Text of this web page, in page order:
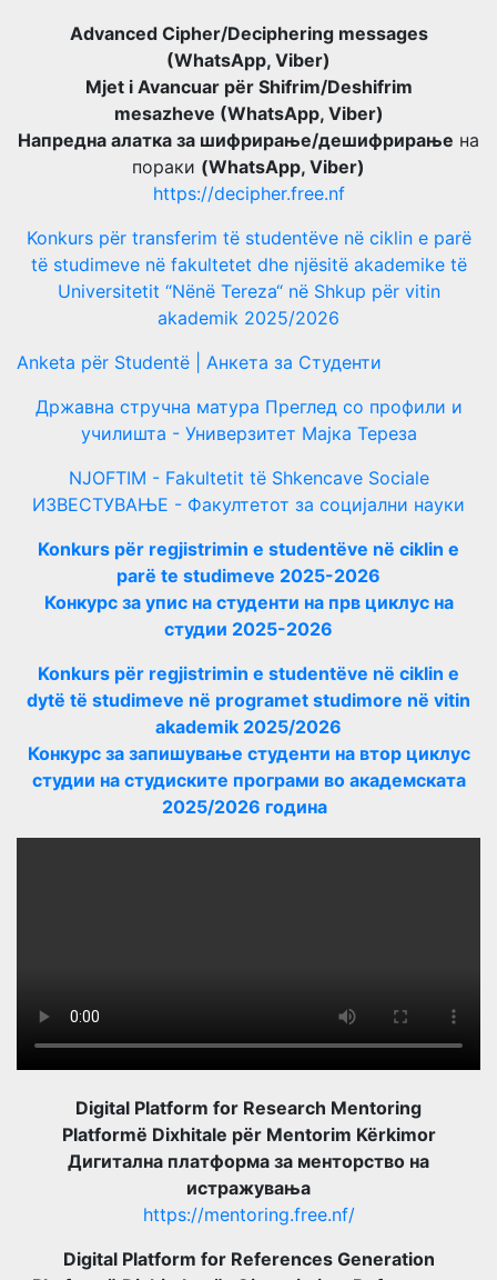
Advanced Cipher/Deciphering messages
(WhatsApp, Viber)
Mjet i Avancuar për Shifrim/Deshifrim
mesazheve (WhatsApp, Viber)
Напредна алатка за шифрирање/дешифрирање на
пораки (WhatsApp, Viber)
https://decipher.free.nf
Konkurs për transferim të studentëve në ciklin e parë
të studimeve në fakultetet dhe njësitë akademike të
Universitetit “Nënë Tereza“ në Shkup për vitin
akademik 2025/2026
Anketa për Studentë | Анкета за Студенти
Државна стручна матура Преглед со профили и
училишта - Универзитет Мајка Тереза
NJOFTIM - Fakultetit të Shkencave Sociale
ИЗВЕСТУВАЊЕ - Факултетот за социјални науки
Konkurs për regjistrimin e studentëve në ciklin e
parë te studimeve 2025-2026
Конкурс за упис на студенти на прв циклус на
студии 2025-2026
Konkurs për regjistrimin e studentëve në ciklin e
dytë të studimeve në programet studimore në vitin
akademik 2025/2026
Конкурс за запишување студенти на втор циклус
студии на студиските програми во академската
2025/2026 година
Digital Platform for Research Mentoring
Platformë Dixhitale për Mentorim Kërkimor
Дигитална платформа за менторство на
истражувања
https://mentoring.free.nf/
Digital Platform for References Generation